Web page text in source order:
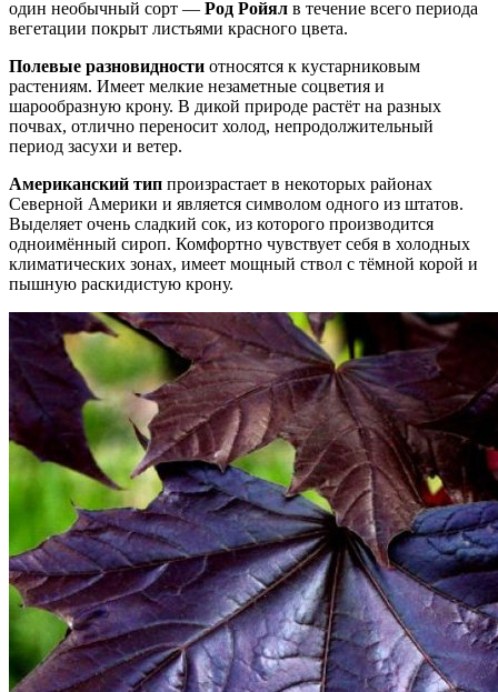
один необычный сорт — Род Ройял в течение всего периода
вегетации покрыт листьями красного цвета.
Полевые разновидности относятся к кустарниковым
растениям. Имеет мелкие незаметные соцветия и
шарообразную крону. В дикой природе растёт на разных
почвах, отлично переносит холод, непродолжительный
период засухи и ветер.
Американский тип произрастает в некоторых районах
Северной Америки и является символом одного из штатов.
Выделяет очень сладкий сок, из которого производится
одноимённый сироп. Комфортно чувствует себя в холодных
климатических зонах, имеет мощный ствол с тёмной корой и
пышную раскидистую крону.